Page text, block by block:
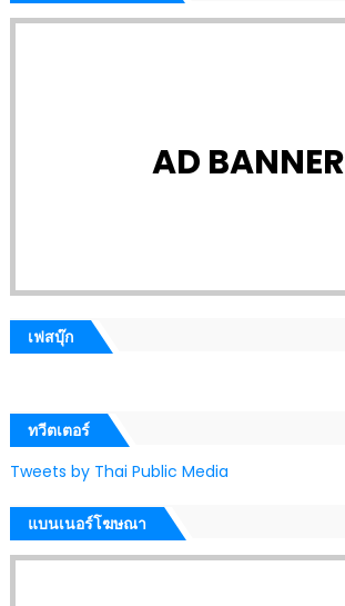
AD BANNER
เฟสบุ๊ก
ทวีตเตอร์
Tweets by Thai Public Media
แบนเนอร์โฆษณา